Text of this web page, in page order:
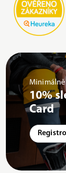
Minimálně
10%
Card